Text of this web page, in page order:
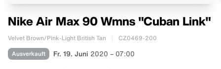
Nike Air Max 90 Wmns "Cuban Link"
Velvet Brown/Pink-Light British Tan CZ0469-200
Ausverkauft Fr. 19. Juni 2020 – 07:00